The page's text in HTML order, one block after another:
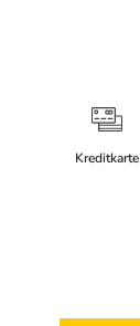
Kreditkarte